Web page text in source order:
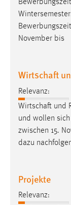
November bis
Wirtschaft
Relevanz:
Wirtschaft und
und wollen
zwischen 15.
dazu
Projekte
Relevanz: